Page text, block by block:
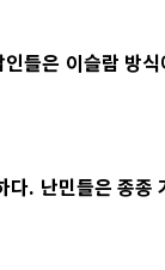
들은 이슬람 방
다. 난민들은 종종